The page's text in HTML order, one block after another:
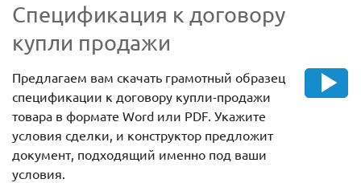
Спецификация к договору
купли продажи
Предлагаем вам скачать грамотный образец
спецификации к договору купли-продажи
товара в формате Word или PDF. Укажите
условия сделки, и конструктор предложит
документ, подходящий именно под ваши
условия.